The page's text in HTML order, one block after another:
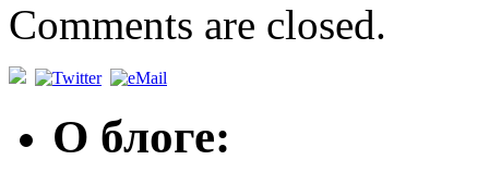
Comments are closed.
О блоге: